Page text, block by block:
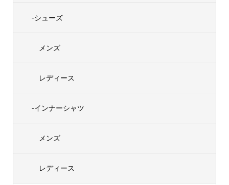
-シューズ
メンズ
レディース
-インナーシャツ
メンズ
レディース